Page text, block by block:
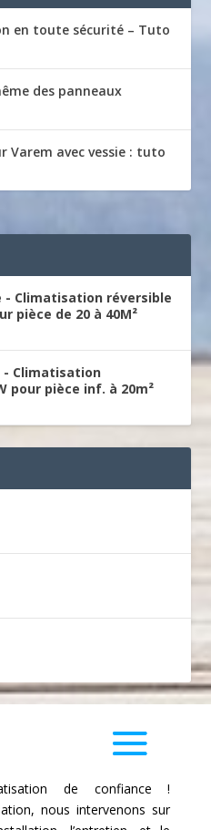
en toute sécurité – Tuto
des panneaux
Varem avec vessie : tuto
- Climatisation réversible
pièce de 20 à 40M²
- Climatisation
pour pièce inf. à 20m²
de confiance !
nous intervenons sur